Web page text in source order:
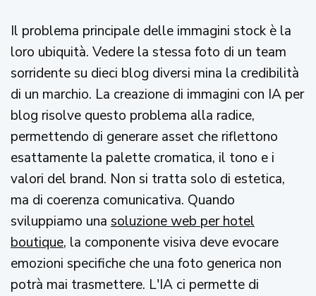
Il problema principale delle immagini stock è la
loro ubiquità. Vedere la stessa foto di un team
sorridente su dieci blog diversi mina la credibilità
di un marchio. La creazione di immagini con IA per
blog risolve questo problema alla radice,
permettendo di generare asset che riflettono
esattamente la palette cromatica, il tono e i
valori del brand. Non si tratta solo di estetica,
ma di coerenza comunicativa. Quando
sviluppiamo una soluzione web per hotel
boutique, la componente visiva deve evocare
emozioni specifiche che una foto generica non
potrà mai trasmettere. L'IA ci permette di